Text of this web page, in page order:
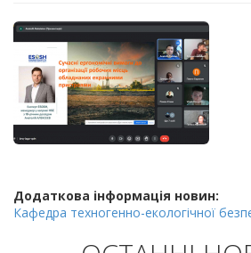
Додаткова інформація новин:
Кафедра техногенно-екологічної